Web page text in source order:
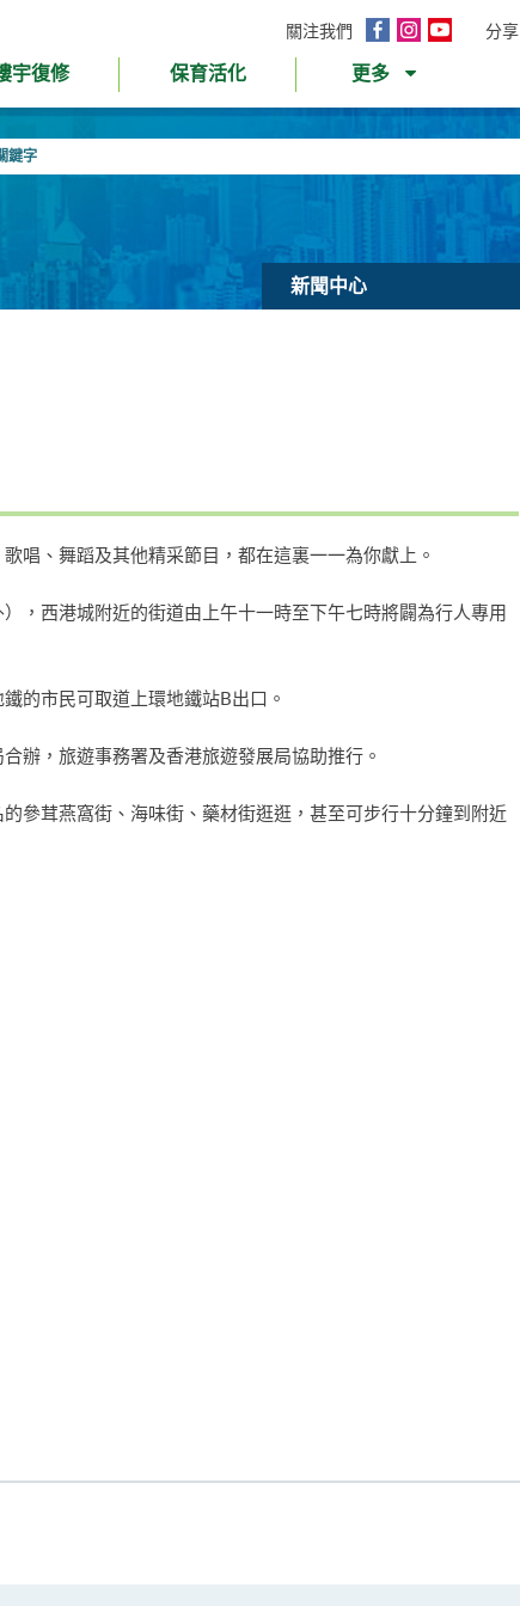
關注我們
面
InstagramYouTube分享
宇復修 保育活化 更多
新聞中心
唱、舞蹈及其他精采節目，都在這裏一一為你獻上。
，西港城附近的街道由上午十一時至下午七時將闢為行人專用
的市民可取道上環地鐵站B出口。
辦，旅遊事務署及香港旅遊發展局協助推行。
參茸燕窩街、海味街、藥材街逛逛，甚至可步行十分鐘到附近